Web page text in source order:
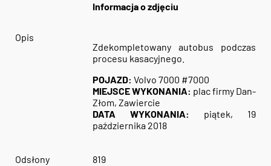
Informacja o zdjęciu
Opis
Zdekompletowany autobus podczas
procesu kasacyjnego.
POJAZD: Volvo 7000 #7000
MIEJSCE WYKONANIA: plac firmy Dan-
Złom, Zawiercie
DATA WYKONANIA: piątek, 19
października 2018
Odsłony 819